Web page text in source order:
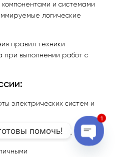
и системами
логические
правил техники
при выполнении работ с
электрических систем и
схем и чертежей.
помочь!
1